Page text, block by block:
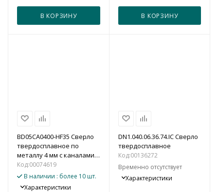
В КОРЗИНУ В КОРЗИНУ
BD05CA0400-HF35 Сверло
твердосплавное по
металлу 4 мм с каналами
для подвода СОЖ (5xD)
Код:00074619
В наличии : более 10 шт.
Характеристики
DN1.040.06.36.74.IC Сверло
твердосплавное
Код:00136272
Временно отсутствует
Характеристики